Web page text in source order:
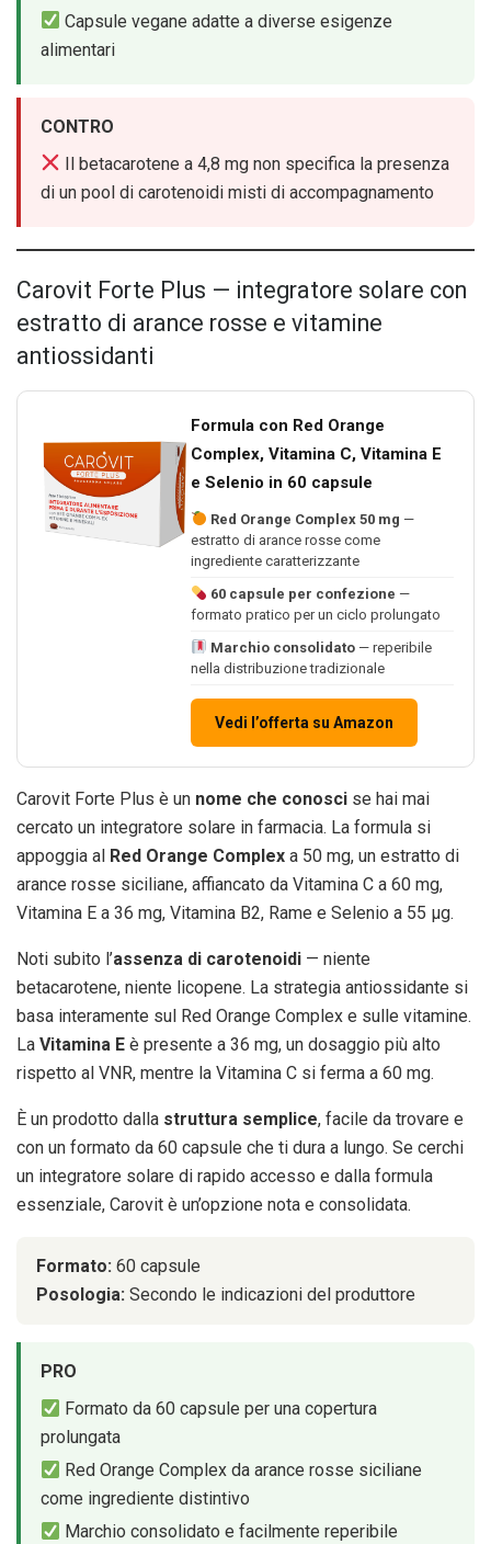
Capsule vegane adatte a diverse esigenze
alimentari
CONTRO
Il betacarotene a 4,8 mg non specifica la presenza
di un pool di carotenoidi misti di accompagnamento
Carovit Forte Plus — integratore solare con
estratto di arance rosse e vitamine
antiossidanti
Formula con Red Orange
Complex, Vitamina C, Vitamina E
e Selenio in 60 capsule
Red Orange Complex 50 mg —
estratto di arance rosse come
ingrediente caratterizzante
60 capsule per confezione —
formato pratico per un ciclo prolungato
Marchio consolidato— reperibile
nella distribuzione tradizionale
Vedi l’offerta su Amazon
Carovit Forte Plus è un nome che conosci se hai mai
cercato un integratore solare in farmacia. La formula si
appoggia al Red Orange Complex a 50 mg, un estratto di
arance rosse siciliane, affiancato da Vitamina C a 60 mg,
Vitamina E a 36 mg, Vitamina B2, Rame e Selenio a 55 μg.
Noti subito l’assenza di carotenoidi — niente
betacarotene, niente licopene. La strategia antiossidante si
basa interamente sul Red Orange Complex e sulle vitamine.
La Vitamina E è presente a 36 mg, un dosaggio più alto
rispetto al VNR, mentre la Vitamina C si ferma a 60 mg.
È un prodotto dalla struttura semplice, facile da trovare e
con un formato da 60 capsule che ti dura a lungo. Se cerchi
un integratore solare di rapido accesso e dalla formula
essenziale, Carovit è un’opzione nota e consolidata.
Formato: 60 capsule
Posologia: Secondo le indicazioni del produttore
PRO
Formato da 60 capsule per una copertura
prolungata
Red Orange Complex da arance rosse siciliane
come ingrediente distintivo
Marchio consolidato e facilmente reperibile